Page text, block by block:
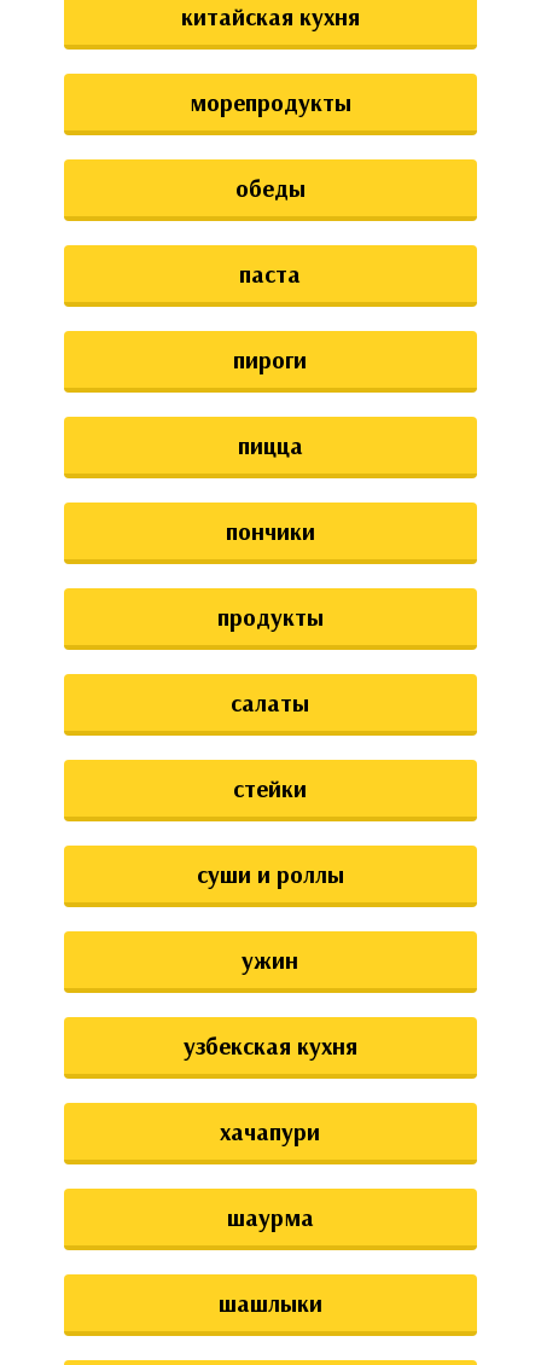
китайская кухня
морепродукты
обеды
паста
пироги
пицца
пончики
продукты
салаты
стейки
суши и роллы
ужин
узбекская кухня
хачапури
шаурма
шашлыки